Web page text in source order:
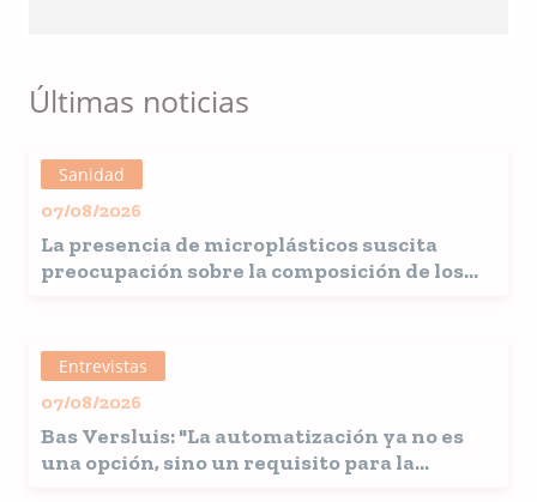
Últimas noticias
Sanidad
07/08/2026
La presencia de microplásticos suscita
preocupación sobre la composición de los
Entrevistas
07/08/2026
Bas Versluis: "La automatización ya no es
una opción, sino un requisito para la